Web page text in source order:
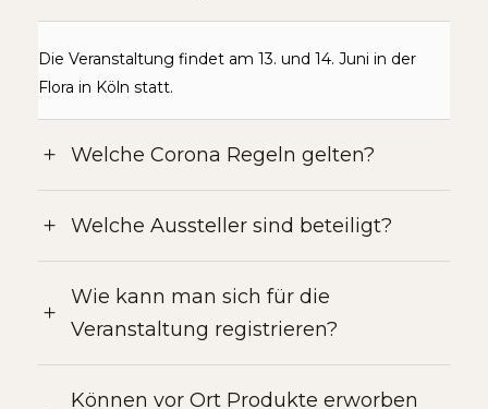
Die Veranstaltung findet am 13. und 14. Juni in der
Flora in Köln statt.
Welche Corona Regeln gelten?
Welche Aussteller sind beteiligt?
Wie kann man sich für die
Veranstaltung registrieren?
Können vor Ort Produkte erworben